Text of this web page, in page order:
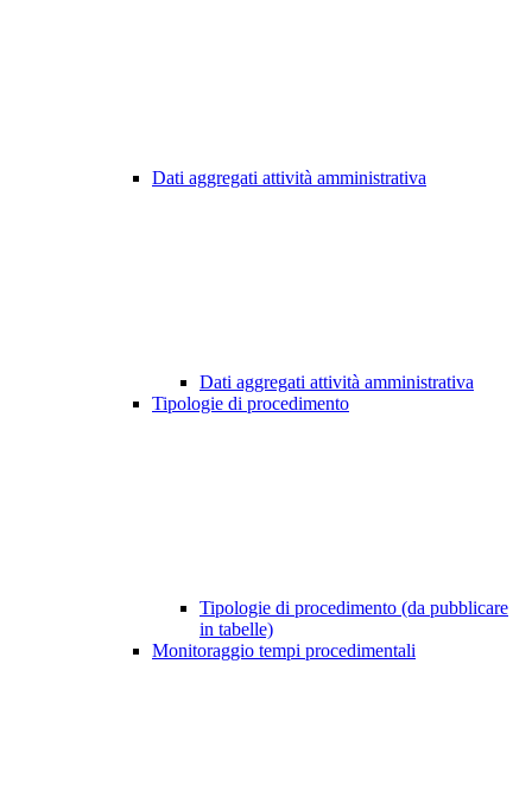
Dati aggregati attività amministrativa
Dati aggregati attività amministrativa
Tipologie di procedimento
Tipologie di procedimento (da pubblicare
in tabelle)
Monitoraggio tempi procedimentali